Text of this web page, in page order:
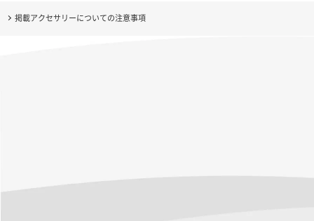
掲載アクセサリーについての注意事項